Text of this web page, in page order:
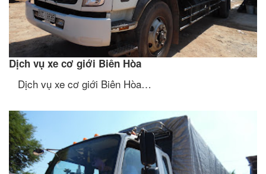
Dịch vụ xe cơ giới Biên Hòa
Dịch vụ xe cơ giới Biên Hòa…